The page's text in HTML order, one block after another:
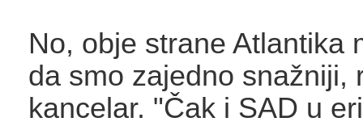
No, obje strane Atlantika
da smo zajedno snažniji,
kancelar. "Čak i SAD u